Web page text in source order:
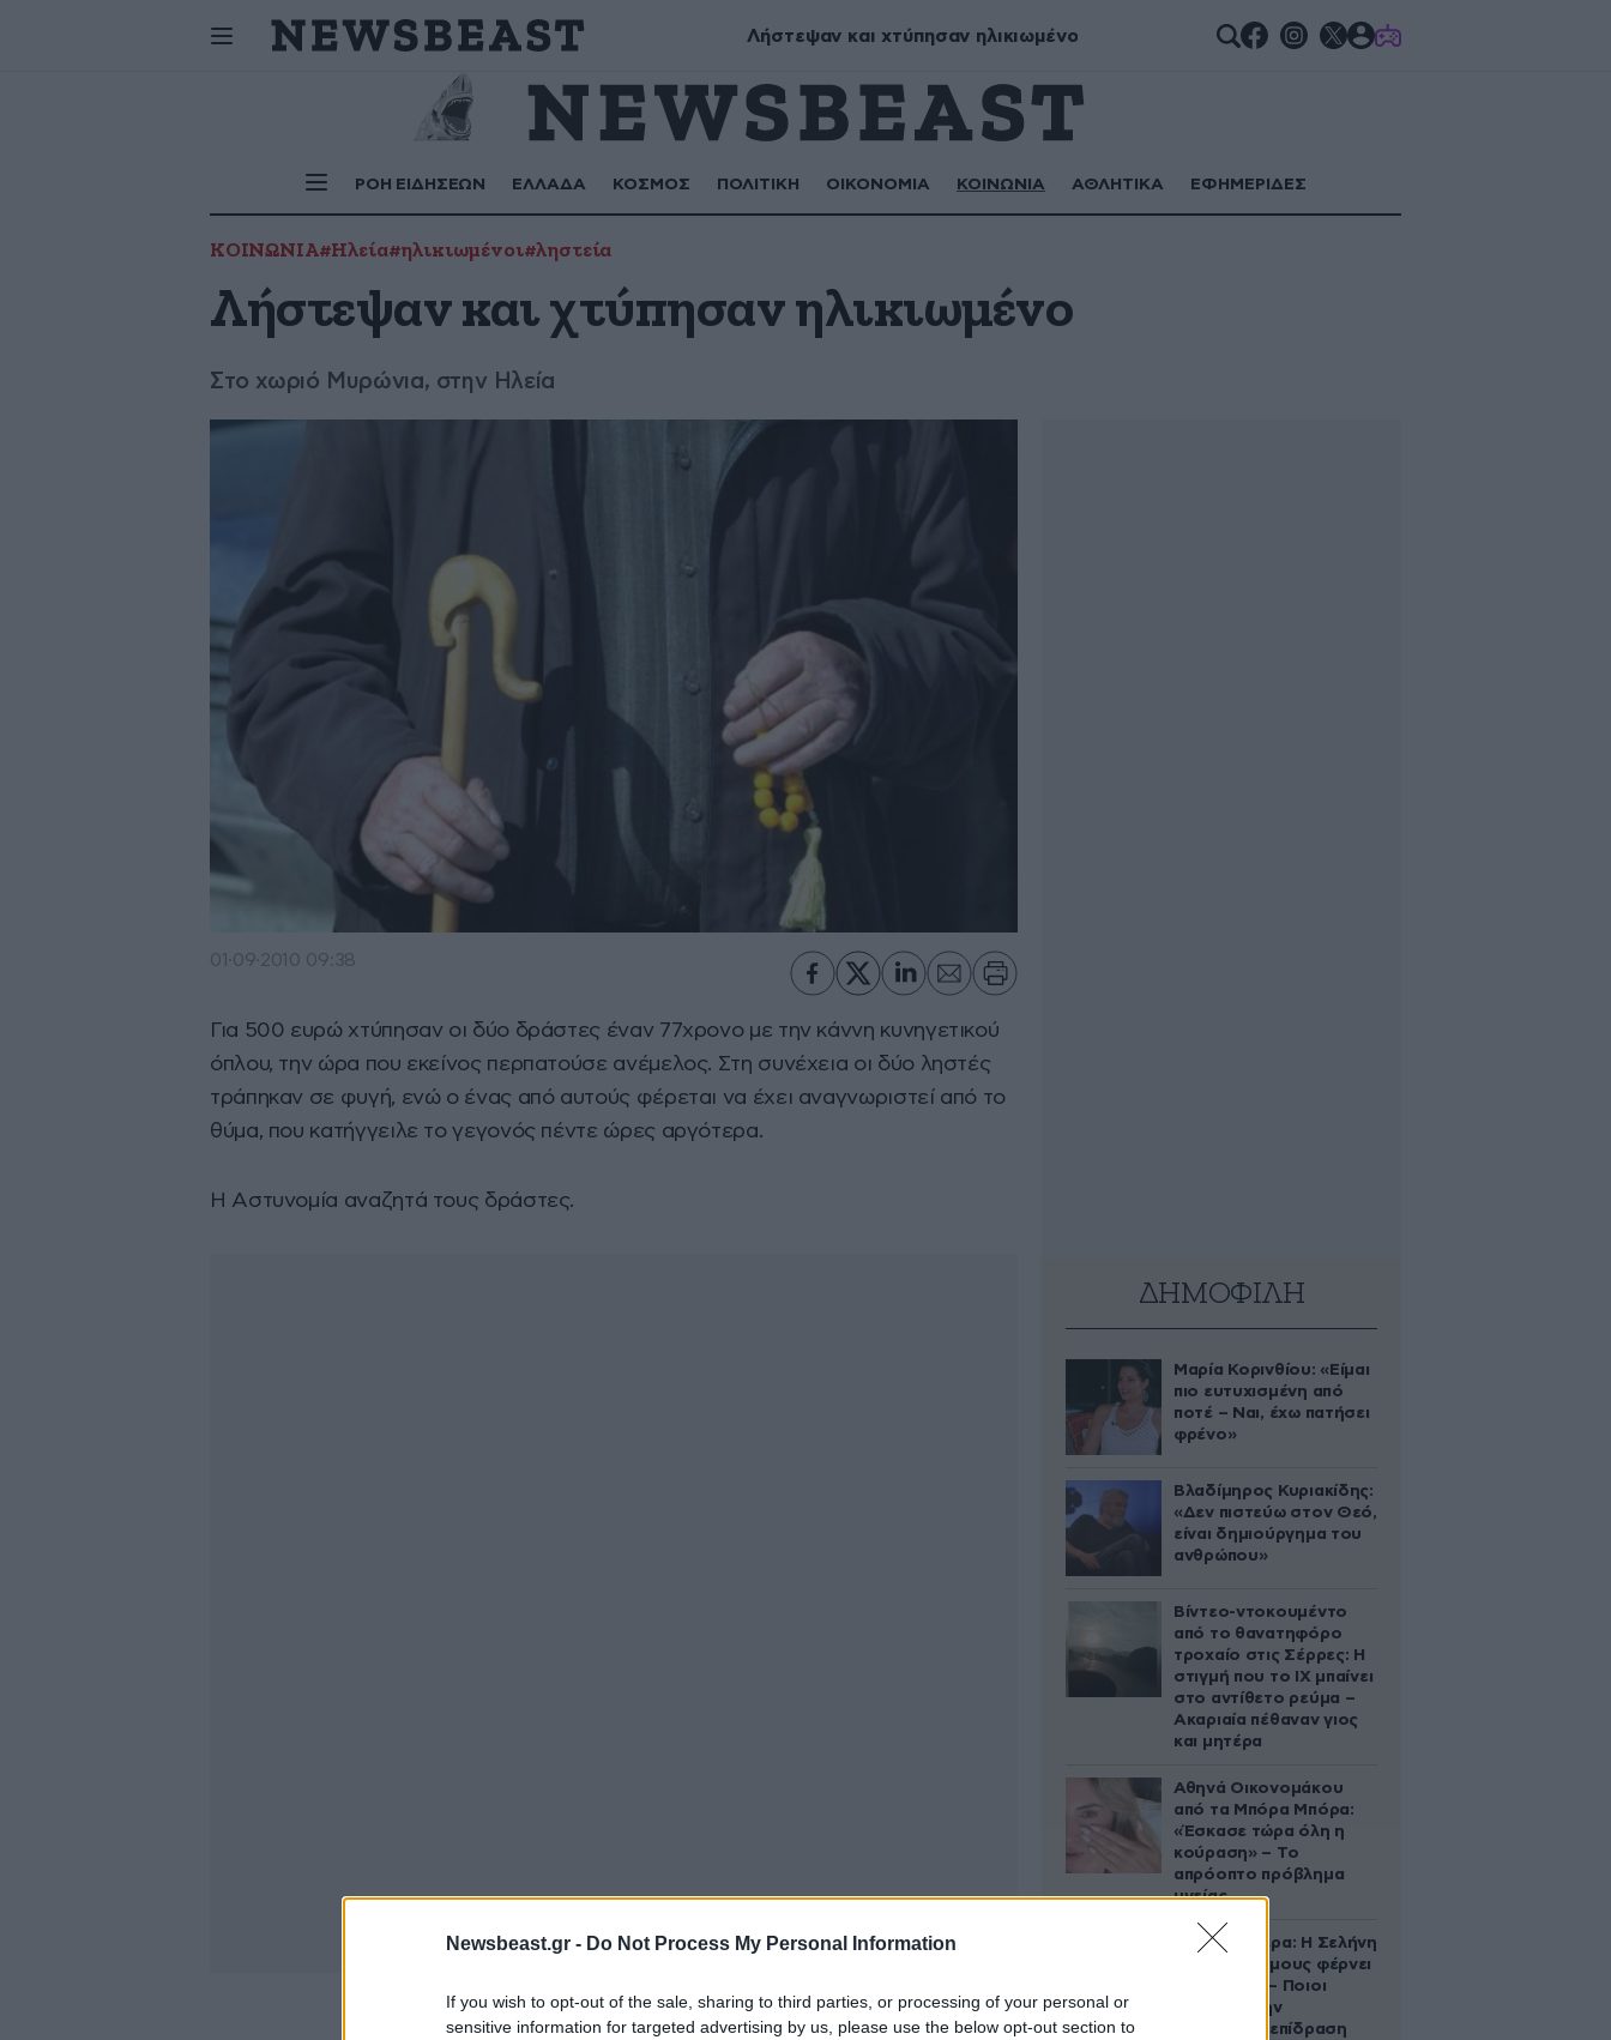
Newsbeast.gr - Do Not Process My Personal Information
If you wish to opt-out of the sale, sharing to third parties, or processing of your personal or
sensitive information for targeted advertising by us, please use the below opt-out section to
Σήμερα γιορτάζουν:Αστέριος, Νικάνωρ, Αστρινή GAMES
ΡΟΗ ΕΙΔΗΣΕΩΝ ΕΛΛΑΔΑ ΚΟΣΜΟΣ ΠΟΛΙΤΙΚΗ ΟΙΚΟΝΟΜΙΑ ΚΟΙΝΩΝΙΑ ΑΘΛΗΤΙΚΑ ΕΦΗΜΕΡΙΔΕΣ
Λήστεψαν και χτύπησαν ηλικιωμένο
ΚΟΙΝΩΝΙΑ#Ηλεία#ηλικιωμένοι#ληστεία
Λήστεψαν και χτύπησαν ηλικιωμένο
Στο χωριό Μυρώνια, στην Ηλεία
01·09·2010 09:38
Για 500 ευρώ χτύπησαν οι δύο δράστες έναν 77χρονο με την κάννη κυνηγετικού
όπλου, την ώρα που εκείνος περπατούσε ανέμελος. Στη συνέχεια οι δύο ληστές
τράπηκαν σε φυγή, ενώ ο ένας από αυτούς φέρεται να έχει αναγνωριστεί από το
θύμα, που κατήγγειλε το γεγονός πέντε ώρες αργότερα.
Η Αστυνομία αναζητά τους δράστες.
ΔΗΜΟΦΙΛΗ
Μαρία Κορινθίου: «Είμαι
πιο ευτυχισμένη από
ποτέ – Ναι, έχω πατήσει
φρένο»
Βλαδίμηρος Κυριακίδης:
«Δεν πιστεύω στον Θεό,
είναι δημιούργημα του
ανθρώπου»
Βίντεο-ντοκουμέντο
από το θανατηφόρο
τροχαίο στις Σέρρες: Η
στιγμή που το ΙΧ μπαίνει
στο αντίθετο ρεύμα –
Ακαριαία πέθαναν γιος
και μητέρα
Αθηνά Οικονομάκου
από τα Μπόρα Μπόρα:
«Έσκασε τώρα όλη η
κούραση» – Το
απρόοπτο πρόβλημα
υγείας
Ζώδια σήμερα: Η Σελήνη
στους Διδύμους φέρνει
ανατροπές – Ποιοι
δέχονται την
ευεργετική επίδραση